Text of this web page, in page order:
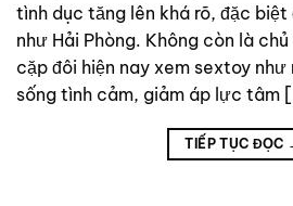
tình dục tăng lên khá rõ, đặc
như Hải Phòng. Không còn là chủ
cặp đôi hiện nay xem sextoy
sống tình cảm, giảm áp lực tâm
TIẾP TỤC ĐỌC